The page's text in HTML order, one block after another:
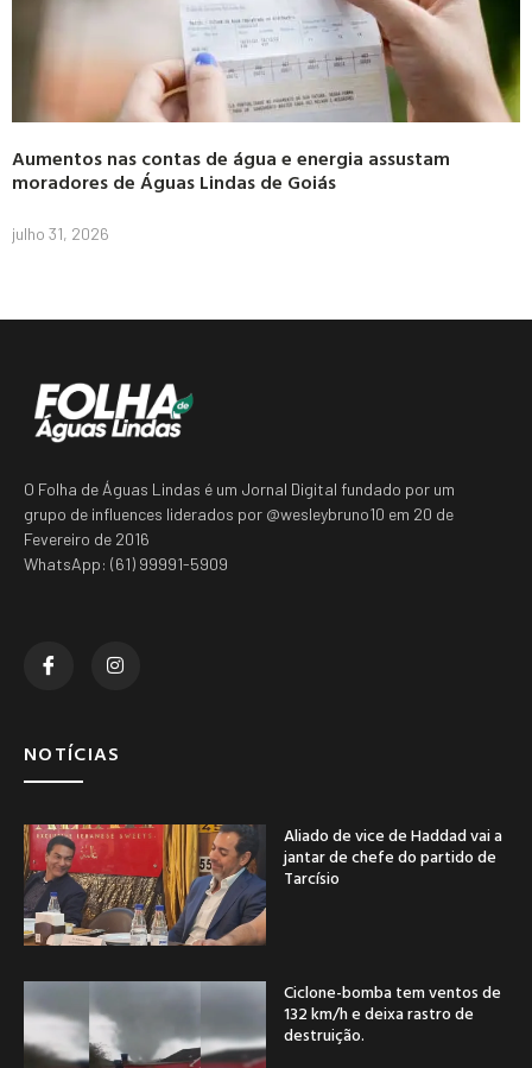
Aumentos nas contas de água e energia assustam
moradores de Águas Lindas de Goiás
julho 31, 2026
O Folha de Águas Lindas é um Jornal Digital fundado por um
grupo de influences liderados por @wesleybruno10 em 20 de
Fevereiro de 2016
WhatsApp: (61) 99991-5909
NOTÍCIAS
Aliado de vice de Haddad vai a
jantar de chefe do partido de
Tarcísio
Ciclone-bomba tem ventos de
132 km/h e deixa rastro de
destruição.